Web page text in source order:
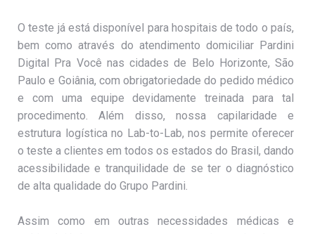
O teste já está disponível para hospitais de todo o país,
bem como através do atendimento domiciliar Pardini
Digital Pra Você nas cidades de Belo Horizonte, São
Paulo e Goiânia, com obrigatoriedade do pedido médico
e com uma equipe devidamente treinada para tal
procedimento. Além disso, nossa capilaridade e
estrutura logística no Lab-to-Lab, nos permite oferecer
o teste a clientes em todos os estados do Brasil, dando
acessibilidade e tranquilidade de se ter o diagnóstico
de alta qualidade do Grupo Pardini.
Assim como em outras necessidades médicas e